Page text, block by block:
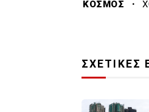
ΚΟΣΜΟΣ ·
ΣΧΕΤΙΚΕΣ